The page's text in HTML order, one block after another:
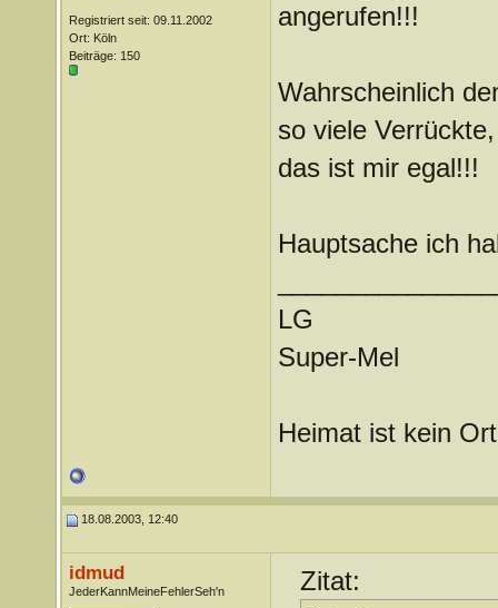
Registriert seit: 09.11.2002
Ort: Köln
Beiträge: 150
angerufen!!!
Wahrscheinlich
so viele
das ist mir egal!!!
Hauptsache ich
LG
Super-Mel
Heimat ist kein
18.08.2003, 12:40
idmud
JederKannMeineFehlerSeh'n Zitat: